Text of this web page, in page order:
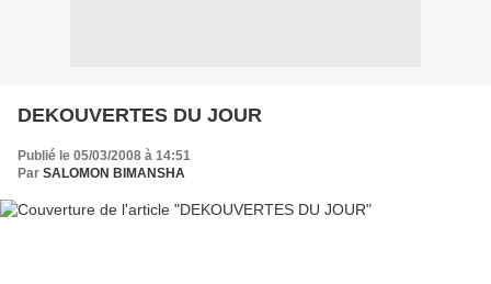
DEKOUVERTES DU JOUR
Publié le 05/03/2008 à 14:51
Par SALOMON BIMANSHA